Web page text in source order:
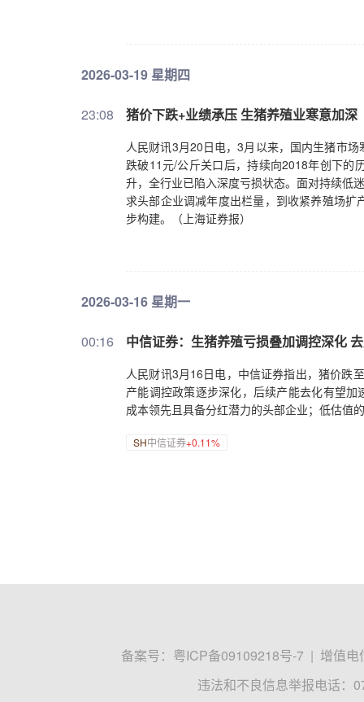
2026-03-19 星期四
23:08 猪价下跌+业绩承压 生猪养殖业寒意加深
人民财讯3月20日电，3月以来，国内生猪市
跌破11元/公斤关口后，持续向2018年创下的
升，全行业已陷入深度亏损状态。面对持续低
求头部企业调减年度出栏量，到收紧养殖场
步构建。（上海证券报）
2026-03-16 星期一
00:16 中信证券：生猪养殖亏损叠加调控深化
人民财讯3月16日电，中信证券指出，猪价跌
产能调控政策逐步深化，后续产能去化有望
成本领先且具备分红潜力的头部企业；低估值
SH中信证券+0.11%
备案号： 粤ICP备09109218号-7 | 增值电
违法和不良信息举报电话：